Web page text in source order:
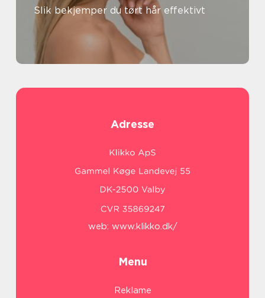
Slik bekjemper du tørt hår effektivt
Adresse
web: www.klikko.dk/
Menu
Reklame